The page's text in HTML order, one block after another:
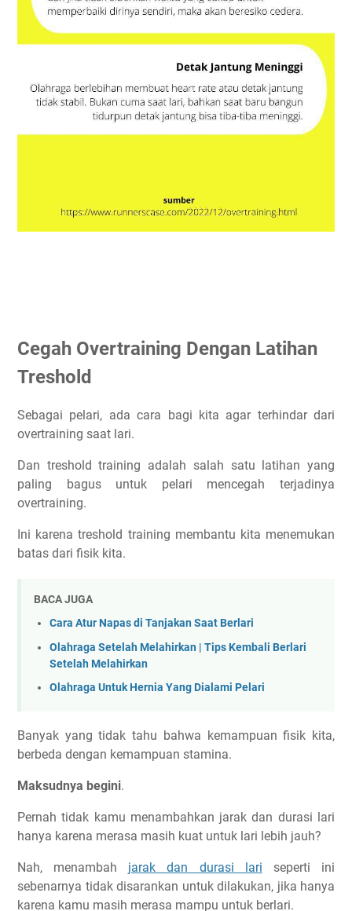
Cegah Overtraining Dengan Latihan
Treshold
Sebagai pelari, ada cara bagi kita agar terhindar dari
overtraining saat lari.
Dan treshold training adalah salah satu latihan yang
paling bagus untuk pelari mencegah terjadinya
overtraining.
Ini karena treshold training membantu kita menemukan
batas dari fisik kita.
BACA JUGA
Cara Atur Napas di Tanjakan Saat Berlari
Olahraga Setelah Melahirkan | Tips Kembali Berlari
Setelah Melahirkan
Olahraga Untuk Hernia Yang Dialami Pelari
Banyak yang tidak tahu bahwa kemampuan fisik kita,
berbeda dengan kemampuan stamina.
Maksudnya begini.
Pernah tidak kamu menambahkan jarak dan durasi lari
hanya karena merasa masih kuat untuk lari lebih jauh?
Nah, menambah jarak dan durasi lari seperti ini
sebenarnya tidak disarankan untuk dilakukan, jika hanya
karena kamu masih merasa mampu untuk berlari.